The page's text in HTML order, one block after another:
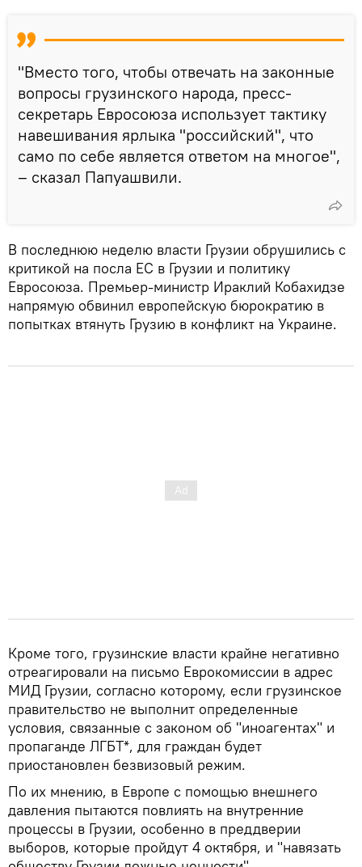
"Вместо того, чтобы отвечать на законные
вопросы грузинского народа, пресс-
секретарь Евросоюза использует тактику
навешивания ярлыка "российский", что
само по себе является ответом на многое",
– сказал Папуашвили.
В последнюю неделю власти Грузии обрушились с
критикой на посла ЕС в Грузии и политику
Евросоюза. Премьер-министр Ираклий Кобахидзе
напрямую обвинил европейскую бюрократию в
попытках втянуть Грузию в конфликт на Украине.
Кроме того, грузинские власти крайне негативно
отреагировали на письмо Еврокомиссии в адрес
МИД Грузии, согласно которому, если грузинское
правительство не выполнит определенные
условия, связанные с законом об "иноагентах" и
пропаганде ЛГБТ*, для граждан будет
приостановлен безвизовый режим.
По их мнению, в Европе с помощью внешнего
давления пытаются повлиять на внутренние
процессы в Грузии, особенно в преддверии
выборов, которые пройдут 4 октября, и "навязать